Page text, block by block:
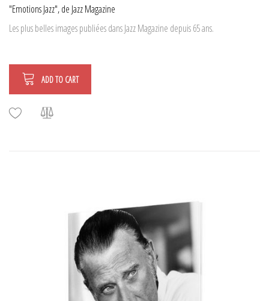
"Emotions Jazz", de Jazz Magazine
Les plus belles images publiées dans Jazz Magazine depuis 65 ans.
ADD TO CART